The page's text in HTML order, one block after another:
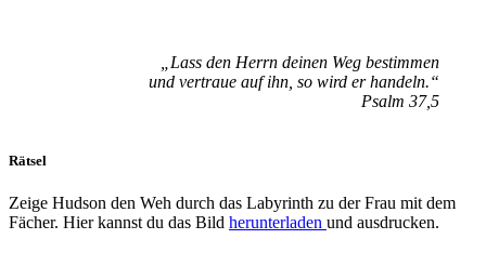
„Lass den Herrn deinen Weg bestimmen
und vertraue auf ihn, so wird er handeln.“
Psalm 37,5
Rätsel
Zeige Hudson den Weh durch das Labyrinth zu der Frau mit dem
Fächer. Hier kannst du das Bild herunterladen und ausdrucken.